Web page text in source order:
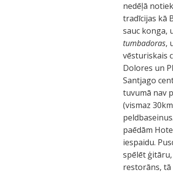
nedēļā
tradīcijas kā
sauc konga,
tumbadoras,
vēsturiskais
Dolores un
Santjago
tuvumā nav
(vismaz
paēdām
iespaidu.
spēlēt
restorāns, tā